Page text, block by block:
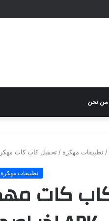
من نحن
/ تطبيقات مهكرة / تحميل كاب كات مهكر 2025 CapCut APK اخر اصدار مجانا
تطبيقات مهكرة